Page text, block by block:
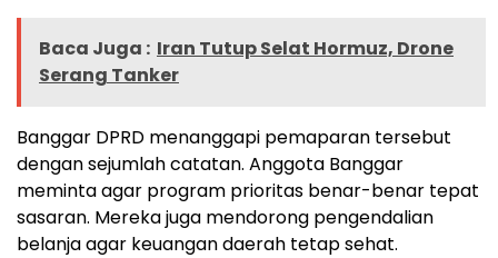
Baca Juga : Iran Tutup Selat Hormuz, Drone
Serang Tanker
Banggar DPRD menanggapi pemaparan tersebut
dengan sejumlah catatan. Anggota Banggar
meminta agar program prioritas benar-benar tepat
sasaran. Mereka juga mendorong pengendalian
belanja agar keuangan daerah tetap sehat.